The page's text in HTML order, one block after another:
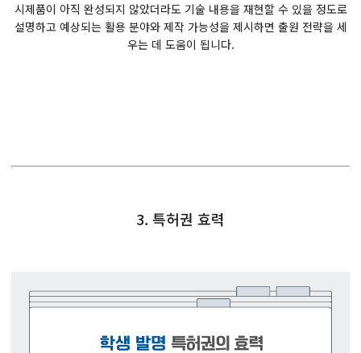
시제품이 아직 완성되지 않았더라도 기술 내용을 재현할 수 있을 정도로
설명하고 예상되는 활용 분야와 제작 가능성을 제시하면 출원 전략을 세
우는 데 도움이 됩니다.
3. 특허권 효력